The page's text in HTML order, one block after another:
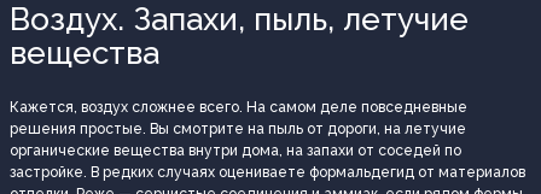
Воздух. Запахи, пыль, летучие
вещества
Кажется, воздух сложнее всего. На самом деле повседневные
решения простые. Вы смотрите на пыль от дороги, на летучие
органические вещества внутри дома, на запахи от соседей по
застройке. В редких случаях оцениваете формальдегид от материалов